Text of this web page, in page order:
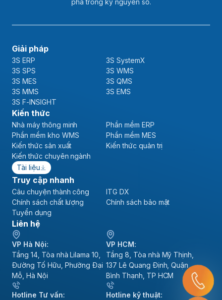
phá trong kỷ nguyên số.
Giải pháp
3S ERP
3S SystemX
3S SPS
3S WMS
3S MES
3S QMS
3S MMS
3S EMS
3S F-INSIGHT
Kiến thức
Nhà máy thông minh
Phần mềm ERP
Phần mềm kho WMS
Phần mềm MES
Kiến thức sản xuất
Kiến thức quản trị
Kiến thức chuyên ngành
Tài liệu
Truy cập nhanh
Câu chuyện thành công
ITG DX
Chính sách chất lượng
Chính sách bảo mật
Tuyển dụng
Liên hệ
VP Hà Nội:
Tầng 14, Tòa nhà Lilama 10,
Đường Tố Hữu, Phường Đại
Mỗ, Hà Nội
VP HCM:
Tầng 8, Tòa nhà Mỹ Thịnh,
137 Lê Quang Định, Quận
Bình Thạnh, TP HCM
Hotline Tư vấn: Hotline kỹ thuật: